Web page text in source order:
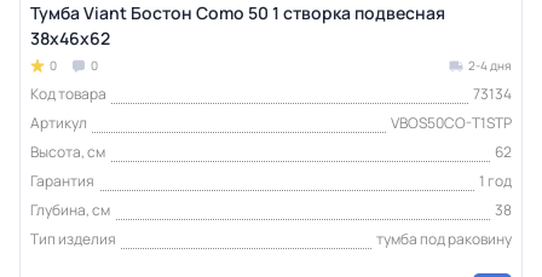
Тумба Viant Бостон Como 50 1 створка подвесная
38х46х62
0 0 2-4 дня
Код товара
73134
Артикул
VBOS50CO-T1STP
Высота, см
62
Гарантия
1 год
Глубина, см
38
Тип изделия
тумба под раковину